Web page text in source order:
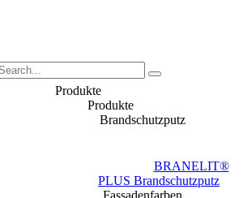
Produkte
Produkte
Brandschutzputz
BRANELIT®
PLUS Brandschutzputz